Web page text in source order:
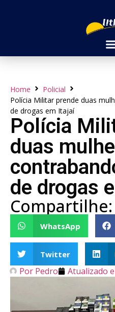
Home
Policial
Polícia Militar prende duas
de drogas em Itajaí
Polícia
duas
de drogas
Compartilhe:
WhatsApp
Twitter
Por Pedro Atualizado